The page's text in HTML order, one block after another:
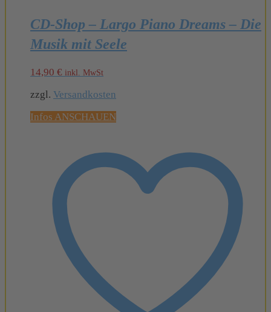
CD-Shop – Largo Piano Dreams – Die
Musik mit Seele
14,90 € inkl. MwSt
zzgl. Versandkosten
Infos ANSCHAUEN